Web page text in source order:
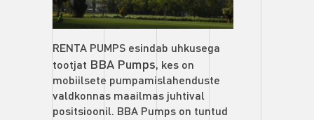
RENTA PUMPS esindab uhkusega
tootjat BBA Pumps, kes on
mobiilsete pumpamislahenduste
valdkonnas maailmas juhtival
positsioonil. BBA Pumps on tuntud